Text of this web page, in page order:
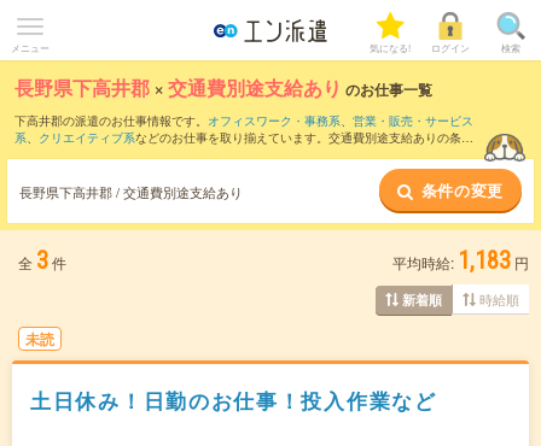
メニュー 気になる! ログイン 検索
長野県下高井郡 ×交通費別途支給あり のお仕事一覧
下高井郡の派遣のお仕事情報です。 オフィスワーク・事務系、 営業・販売・サービス
系、 クリエイティブ系などのお仕事を取り揃えています。交通費別途支給ありの条件
長野県下高井郡 / 交通費別途支給あり 条件の変更
全 3件 平均時給: 1,183 円
新着順 時給順
未読
土日休み！日勤のお仕事！投入作業など